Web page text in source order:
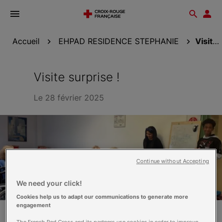
Ouvrir
Accueil EHPAD RESIDENCE STEPHANIE Visite surprise !
Visite surprise !
Le 28 février 2025
We need your click!
Cookies help us to adapt our communications to generate more
engagement
Continue without Accepting